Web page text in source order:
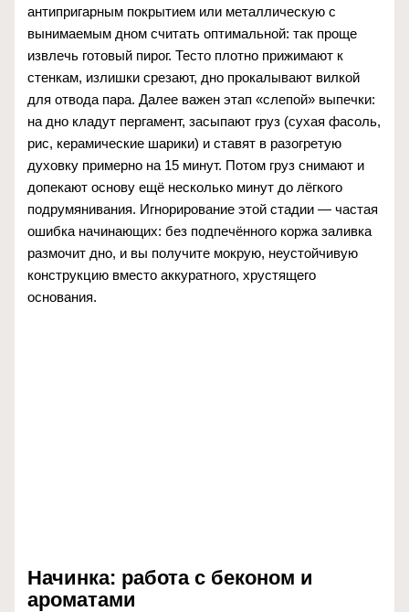
антипригарным покрытием или металлическую с
вынимаемым дном считать оптимальной: так проще
извлечь готовый пирог. Тесто плотно прижимают к
стенкам, излишки срезают, дно прокалывают вилкой
для отвода пара. Далее важен этап «слепой» выпечки:
на дно кладут пергамент, засыпают груз (сухая фасоль,
рис, керамические шарики) и ставят в разогретую
духовку примерно на 15 минут. Потом груз снимают и
допекают основу ещё несколько минут до лёгкого
подрумянивания. Игнорирование этой стадии — частая
ошибка начинающих: без подпечённого коржа заливка
размочит дно, и вы получите мокрую, неустойчивую
конструкцию вместо аккуратного, хрустящего
основания.
Начинка: работа с беконом и
ароматами